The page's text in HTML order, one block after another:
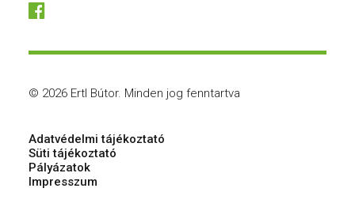
© 2026 Ertl Bútor. Minden jog fenntartva
Adatvédelmi tájékoztató
Süti tájékoztató
Pályázatok
Impresszum